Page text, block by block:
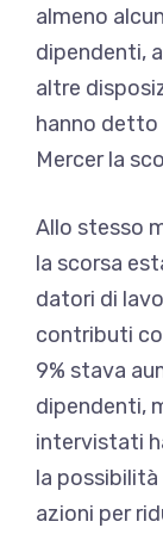
almeno
dipendenti,
altre
hanno detto
Mercer la
Allo stesso
la scorsa
datori di
contributi
9% stava
dipendenti,
intervistati
la
azioni per